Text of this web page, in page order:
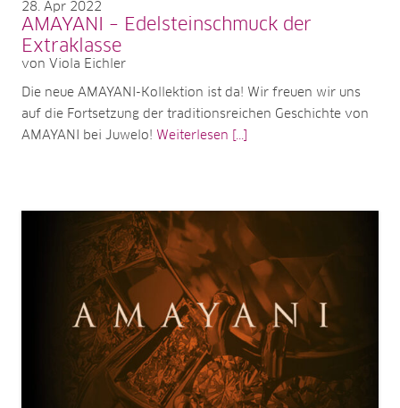
28 Apr 2022
AMAYANI – Edelsteinschmuck der
Extraklasse
von Viola Eichler
Die neue AMAYANI-Kollektion ist da! Wir freuen wir uns
auf die Fortsetzung der traditionsreichen Geschichte von
AMAYANI bei Juwelo! Weiterlesen [...]